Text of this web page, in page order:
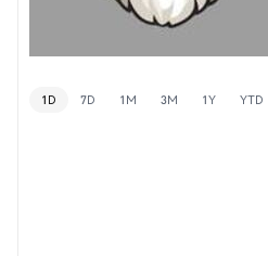
1D 7D 1M 3M 1Y YTD